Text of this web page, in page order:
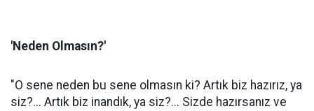
'Neden Olmasın?'
"O sene neden bu sene olmasın ki? Artık biz hazırız, ya
siz?... Artık biz inandık, ya siz?... Sizde hazırsanız ve